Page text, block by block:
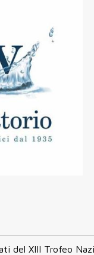
del XIII Trofeo